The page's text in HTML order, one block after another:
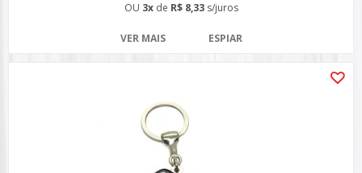
OU 3xde R$ 8,33s/juros
VER MAIS ESPIAR